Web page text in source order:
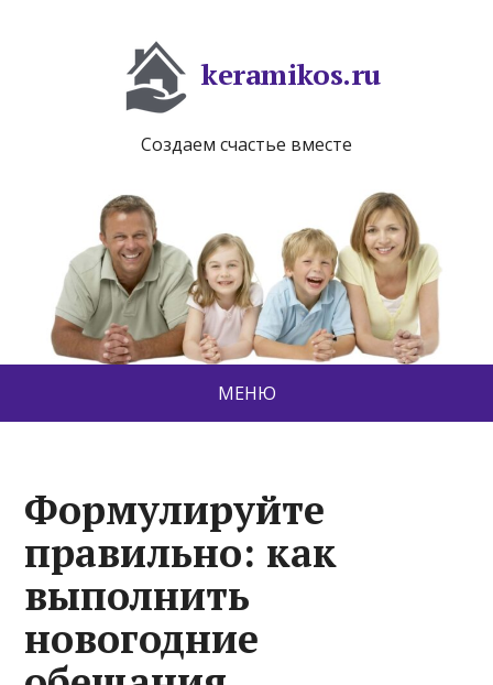
keramikos.ru
Создаем счастье вместе
МЕНЮ
Формулируйте
правильно: как
выполнить
новогодние